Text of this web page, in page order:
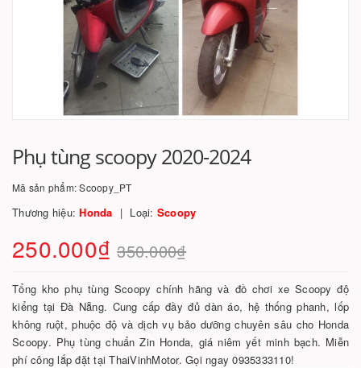
Phụ tùng scoopy 2020-2024
Mã sản phẩm:Scoopy_PT
Thương hiệu:Honda Loại: Scoopy
250.000₫ 350.000₫
Tổng kho phụ tùng Scoopy chính hãng và đồ chơi xe Scoopy độ
kiểng tại Đà Nẵng. Cung cấp đầy đủ dàn áo, hệ thống phanh, lốp
không ruột, phuộc độ và dịch vụ bảo dưỡng chuyên sâu cho Honda
Scoopy. Phụ tùng chuẩn Zin Honda, giá niêm yết minh bạch. Miễn
phí công lắp đặt tại ThaiVinhMotor. Gọi ngay 0935333110!